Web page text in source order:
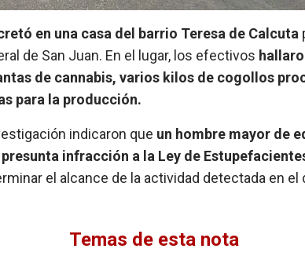
en una casa del barrio Teresa de Calcuta
de San Juan. En el lugar, los efectivos
de cannabis, varios kilos de cogollos
para la producción.
indicaron que un hombre mayor de
infracción a la Ley de
el alcance de la actividad detectada en el
Temas de esta nota